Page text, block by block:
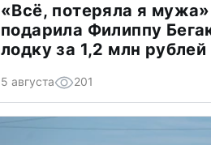
«Всё, потеряла я
подарила Филиппу
лодку за 1,2 млн рублей
5 августа 201